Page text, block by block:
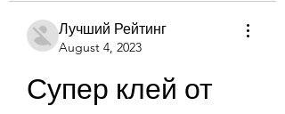
Лучший Рейтинг
August 4, 2023
Супер клей от